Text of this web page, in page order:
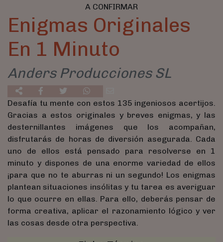
A CONFIRMAR
Enigmas Originales
En 1 Minuto
Anders Producciones SL
Desafía tu mente con estos 135 ingeniosos acertijos.
Gracias a estos originales y breves enigmas, y las
desternillantes imágenes que los acompañan,
disfrutarás de horas de diversión asegurada. Cada
uno de ellos está pensado para resolverse en 1
minuto y dispones de una enorme variedad de ellos
¡para que no te aburras ni un segundo! Los enigmas
plantean situaciones insólitas y tu tarea es averiguar
lo que ocurre en ellas. Para ello, deberás pensar de
forma creativa, aplicar el razonamiento lógico y ver
las cosas desde otra perspectiva.